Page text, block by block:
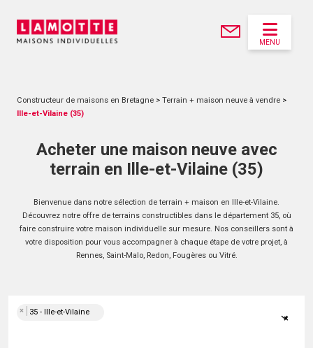
MENU
Constructeur de maisons en Bretagne > Terrain + maison neuve à vendre >
Ille-et-Vilaine (35)
Acheter une maison neuve avec
terrain en Ille-et-Vilaine (35)
Bienvenue dans notre sélection de terrain + maison en Ille-et-Vilaine.
Découvrez notre offre de terrains constructibles dans le département 35, où
faire construire votre maison individuelle sur mesure. Nos conseillers sont à
votre disposition pour vous accompagner à chaque étape de votre projet, à
Rennes, Saint-Malo, Redon, Fougères ou Vitré.
×
× 35 - Ille-et-Vilaine